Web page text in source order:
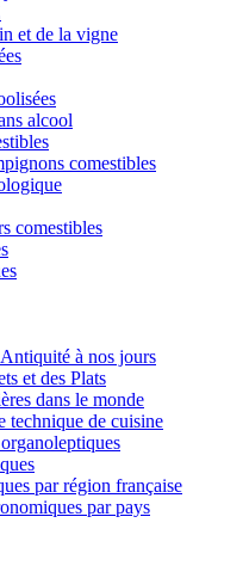
et de la vigne
alcool
comestibles
comestibles
à nos jours
et des Plats
dans le monde
technique de cuisine
par région française
par pays